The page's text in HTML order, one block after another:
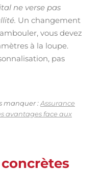
ne verse pas
Un changement
vous devez
à la loupe.
pas
manquer :Assurance
avantages face aux